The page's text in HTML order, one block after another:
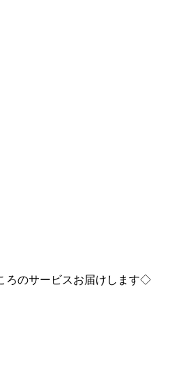
のサービスお届けします◇